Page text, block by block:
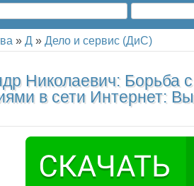
» Д » Дело и сервис (ДиС)
Николаевич: Борьба с
в сети Интернет: